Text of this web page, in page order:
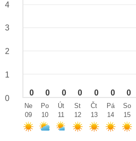
0 0 0 0 0 0 0
4
3
2
1
0
Ne
09
Po
10
Út
11
St
12
Čt
13
Pá
14
So
15